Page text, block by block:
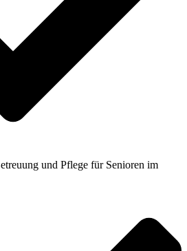
und Pflege für Senioren im